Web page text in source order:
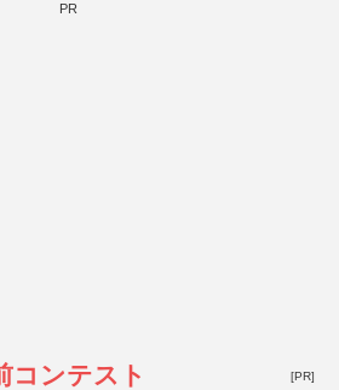
PR
コンテスト [PR]